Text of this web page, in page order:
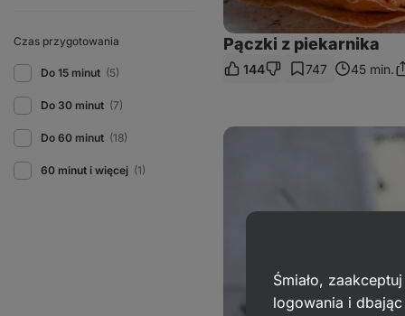
Czas przygotowania
Do 15 minut (5)
Do 30 minut (7)
Do 60 minut (18)
60 minut i więcej (1)
Pączki z piekarnika
144 747 45 min.
Wysokobiałkowa
Śmiało,
logowania i